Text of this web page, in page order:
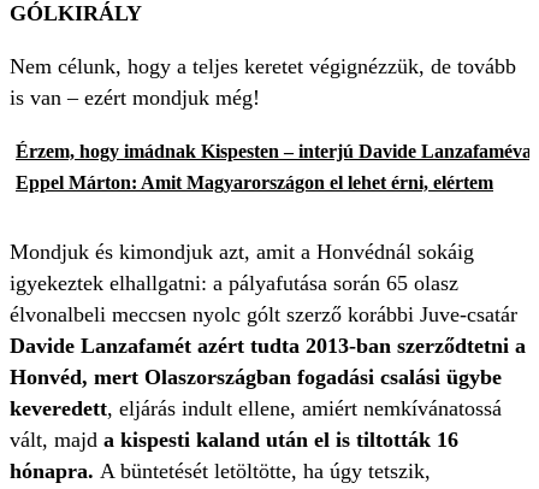
GÓLKIRÁLY
Nem célunk, hogy a teljes keretet végignézzük, de tovább
is van – ezért mondjuk még!
Érzem, hogy imádnak Kispesten – interjú Davide Lanzafaméval
Eppel Márton: Amit Magyarországon el lehet érni, elértem
Mondjuk és kimondjuk azt, amit a Honvédnál sokáig
igyekeztek elhallgatni: a pályafutása során 65 olasz
élvonalbeli meccsen nyolc gólt szerző korábbi Juve-csatár
Davide Lanzafamét azért tudta 2013-ban szerződtetni a
Honvéd, mert Olaszországban fogadási csalási ügybe
keveredett, eljárás indult ellene, amiért nemkívánatossá
vált, majd a kispesti kaland után el is tiltották 16
hónapra. A büntetését letöltötte, ha úgy tetszik,